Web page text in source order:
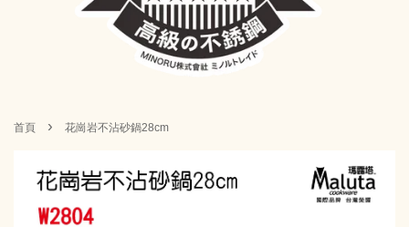
首頁 › 花崗岩不沾砂鍋28cm